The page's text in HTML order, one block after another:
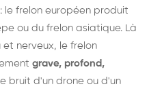
le frelon européen produit
ou du frelon asiatique. Là
nerveux, le frelon
grave, profond,
bruit d'un drone ou d'un